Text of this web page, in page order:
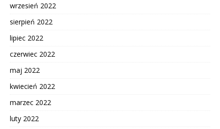
wrzesień 2022
sierpień 2022
lipiec 2022
czerwiec 2022
maj 2022
kwiecień 2022
marzec 2022
luty 2022